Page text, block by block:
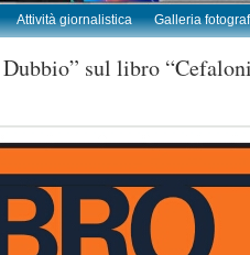
Attività giornalistica Galleria
sul libro